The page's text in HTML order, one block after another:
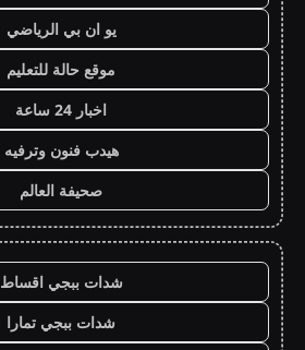
يو ان بي الرياضي
موقع حالة للتعليم
اخبار 24 ساعة
هيدب فنون وترفيه
صحيفة العالم
شدات ببجي اقساط
شدات ببجي تمارا